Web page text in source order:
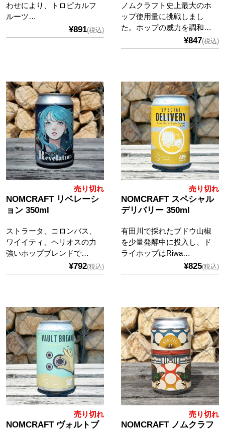
わせにより、トロピカルフ
ルーツ…
¥891(税込)
ノムクラフト史上最大のホ
ップ使用量に挑戦しまし
た。ホップの威力を調和…
¥847(税込)
売り切れ
NOMCRAFT リベレーシ
ョン 350ml
ストラータ、コロンバス、
ワイイティ、ヘリオスの力
強いホップブレンドで…
¥792(税込)
売り切れ
NOMCRAFT スペシャル
デリバリー 350ml
有田川で採れたブドウ山椒
を少量発酵中に投入し、ド
ライホップはRiwa…
¥825(税込)
売り切れ
NOMCRAFT ヴォルトブ
売り切れ
NOMCRAFT ノムクラフ